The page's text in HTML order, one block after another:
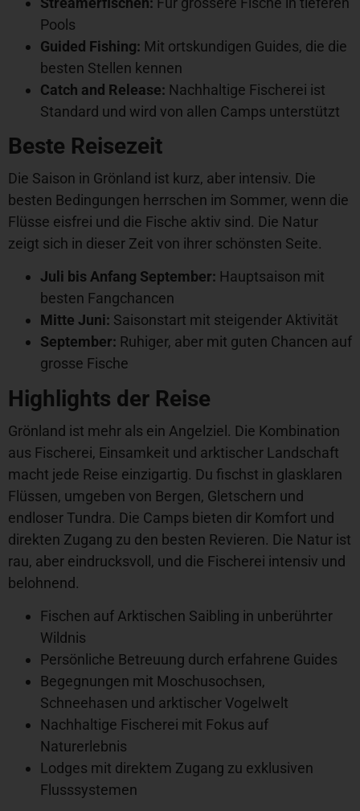
Pools
Guided Fishing: Mit ortskundigen Guides, die die
besten Stellen kennen
Catch and Release: Nachhaltige Fischerei ist
Standard und wird von allen Camps unterstützt
Beste Reisezeit
Die Saison in Grönland ist kurz, aber intensiv. Die
besten Bedingungen herrschen im Sommer, wenn die
Flüsse eisfrei und die Fische aktiv sind. Die Natur
zeigt sich in dieser Zeit von ihrer schönsten Seite.
Juli bis Anfang September: Hauptsaison mit
besten Fangchancen
Mitte Juni: Saisonstart mit steigender Aktivität
September: Ruhiger, aber mit guten Chancen auf
grosse Fische
Highlights der Reise
Grönland ist mehr als ein Angelziel. Die Kombination
aus Fischerei, Einsamkeit und arktischer Landschaft
macht jede Reise einzigartig. Du fischst in glasklaren
Flüssen, umgeben von Bergen, Gletschern und
endloser Tundra. Die Camps bieten dir Komfort und
direkten Zugang zu den besten Revieren. Die Natur ist
rau, aber eindrucksvoll, und die Fischerei intensiv und
belohnend.
Fischen auf Arktischen Saibling in unberührter
Wildnis
Persönliche Betreuung durch erfahrene Guides
Begegnungen mit Moschusochsen,
Schneehasen und arktischer Vogelwelt
Nachhaltige Fischerei mit Fokus auf
Naturerlebnis
Lodges mit direktem Zugang zu exklusiven
Flusssystemen